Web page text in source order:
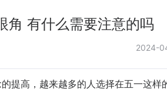
角 有什么需要注意的吗
2024-
高，越来越多的人选择在五一这样